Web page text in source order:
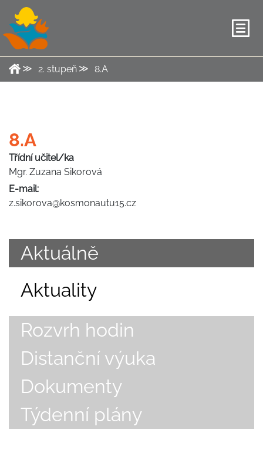
2. stupeň 8.A
8.A
Třídní učitel/ka
Mgr. Zuzana Sikorová
E-mail:
z.sikorova@kosmonautu15.cz
Aktuálně
Aktuality
Rozvrh hodin
Distanční výuka
Dokumenty
Týdenní plány